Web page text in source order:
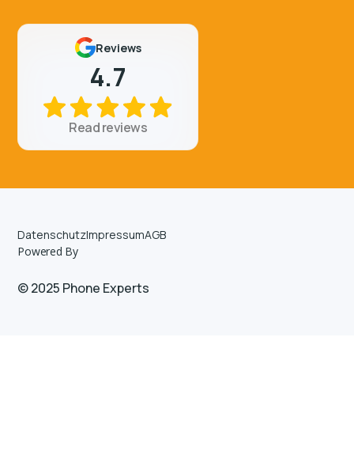
Reviews
4.7
Read reviews
© 2025 Phone Experts
Powered By
DatenschutzImpressumAGB